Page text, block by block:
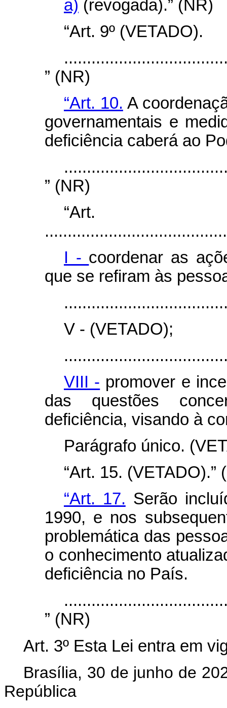
a) (revogada).” (NR)
“Art. 9º (VETADO).
” (NR)
“Art. 10. A
governamentais e
deficiência caberá ao
” (NR)
I - coordenar as
que se refiram às
V - (VETADO);
VIII - promover e
das questões
deficiência, visando à
Parágrafo único.
“Art. 15. (VETADO).”
“Art. 17. Serão
1990, e nos
problemática das
o conhecimento
deficiência no País.
” (NR)
Art. 3º Esta Lei entra em
Brasília, 30 de junho de
República